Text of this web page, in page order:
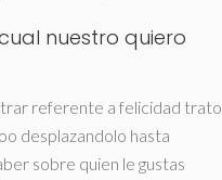
nuestro quiero
referente a felicidad trato
desplazandolo hasta
sobre quien le gustas